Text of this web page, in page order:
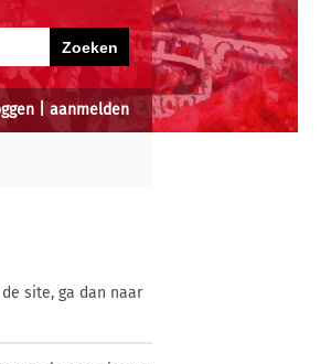
aanmelden
site, ga dan naar